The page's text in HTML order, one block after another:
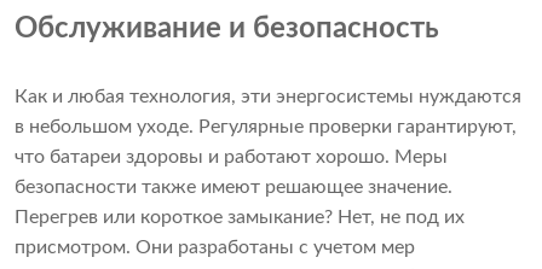
Обслуживание и безопасность
Как и любая технология, эти энергосистемы нуждаются
в небольшом уходе. Регулярные проверки гарантируют,
что батареи здоровы и работают хорошо. Меры
безопасности также имеют решающее значение.
Перегрев или короткое замыкание? Нет, не под их
присмотром. Они разработаны с учетом мер